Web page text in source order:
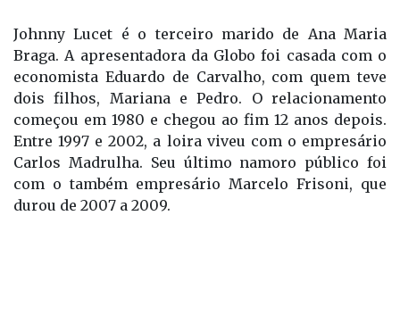
Johnny Lucet é o terceiro marido de Ana Maria
Braga. A apresentadora da Globo foi casada com o
economista Eduardo de Carvalho, com quem teve
dois filhos, Mariana e Pedro. O relacionamento
começou em 1980 e chegou ao fim 12 anos depois.
Entre 1997 e 2002, a loira viveu com o empresário
Carlos Madrulha. Seu último namoro público foi
com o também empresário Marcelo Frisoni, que
durou de 2007 a 2009.